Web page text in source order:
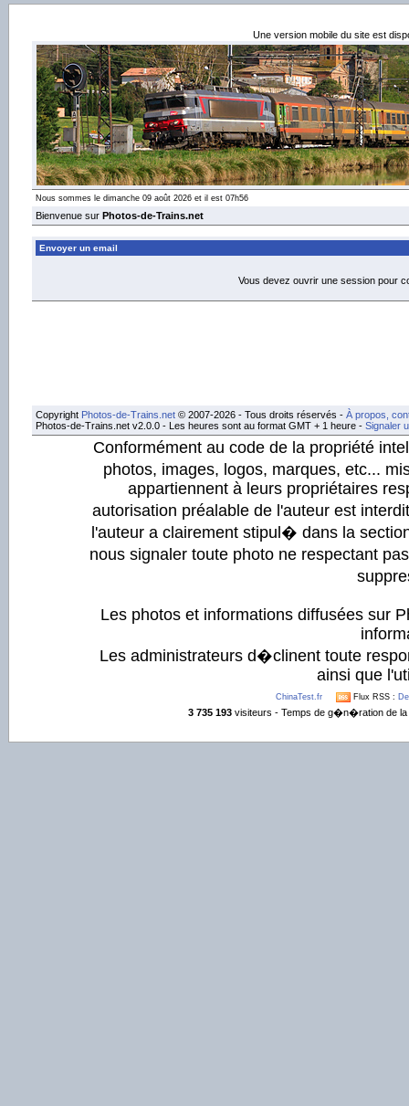
Une version mobile du site est
Nous sommes le dimanche 09 août 2026 et il est 07h56
Bienvenue sur Photos-de-Trains.net
Envoyer un email
Vous devez ouvrir une session pour
Copyright Photos-de-Trains.net © 2007-2026 - Tous droits réservés - À propos,
Photos-de-Trains.net v2.0.0 - Les heures sont au format GMT + 1 heure - Signaler
Conformément au code de la propriété
photos, images, logos, marques, etc...
appartiennent à leurs propriétaires
autorisation préalable de l'auteur est
l'auteur a clairement stipul� dans la
nous signaler toute photo ne respectant
Les photos et informations diffusées sur
Les administrateurs d�clinent toute
ainsi que
ChinaTest.fr Flux RSS :
3 735 193visiteurs - Temps de g�n�ration de